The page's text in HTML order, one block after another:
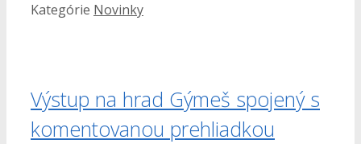
Kategórie Novinky
Výstup na hrad Gýmeš spojený s
komentovanou prehliadkou